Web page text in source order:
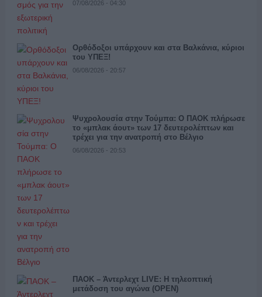
07/08/2026 - 04:30
Ορθόδοξοι υπάρχουν και στα Βαλκάνια, κύριοι
του ΥΠΕΞ!
06/08/2026 - 20:57
Ψυχρολουσία στην Τούμπα: Ο ΠΑΟΚ πλήρωσε
το «μπλακ άουτ» των 17 δευτερολέπτων και
τρέχει για την ανατροπή στο Βέλγιο
06/08/2026 - 20:53
ΠΑΟΚ – Άντερλεχτ LIVE: Η τηλεοπτική
μετάδοση του αγώνα (OPEN)